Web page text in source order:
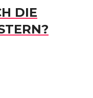
DIE